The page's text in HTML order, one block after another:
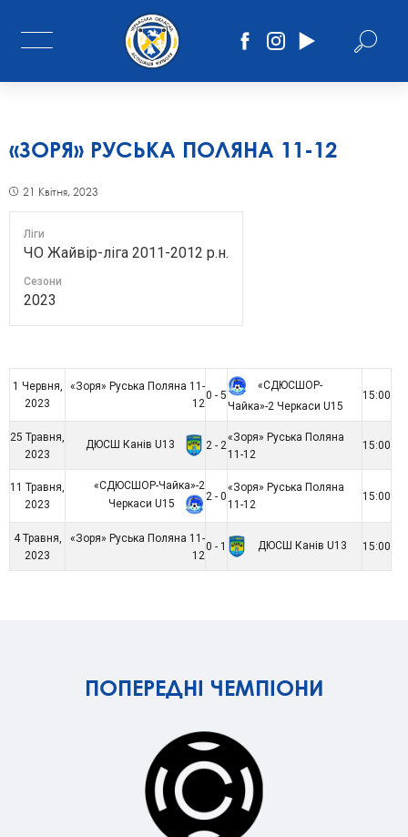
«ЗОРЯ» РУСЬКА ПОЛЯНА 11-12
21 Квітня, 2023
Ліги
ЧО Жайвір-ліга 2011-2012 р.н.
Сезони
2023
1 Червня,
2023
«Зоря» Руська Поляна 11-
12
0 - 5
«СДЮСШОР-
Чайка»-2 Черкаси U15
15:00
25 Травня,
2023
ДЮСШ Канів U13 2 - 2
«Зоря» Руська Поляна
11-12
15:00
11 Травня,
2023
«СДЮСШОР-Чайка»-2
Черкаси U15
2 - 0
«Зоря» Руська Поляна
11-12
15:00
4 Травня,
2023
«Зоря» Руська Поляна 11-
12
0 - 1 ДЮСШ Канів U13 15:00
ПОПЕРЕДНІ ЧЕМПІОНИ